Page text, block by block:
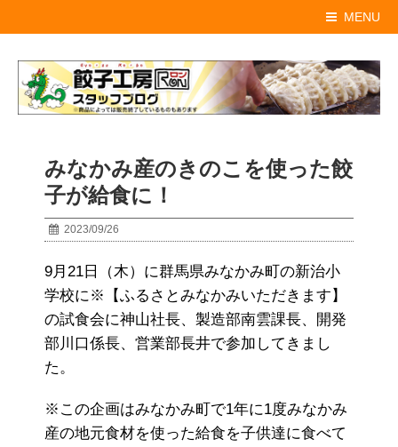
MENU
みなかみ産のきのこを使った餃
子が給食に！
2023/09/26
9月21日（木）に群馬県みなかみ町の新治小
学校に※【ふるさとみなかみいただきます】
の試食会に神山社長、製造部南雲課長、開発
部川口係長、営業部長井で参加してきまし
た。
※この企画はみなかみ町で1年に1度みなかみ
産の地元食材を使った給食を子供達に食べて